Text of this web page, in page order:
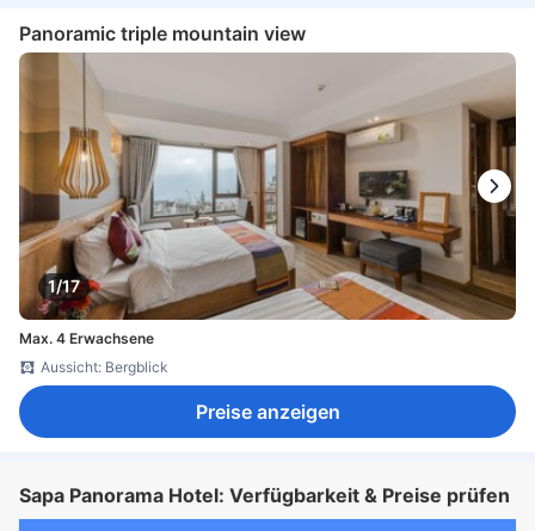
Panoramic triple mountain view
1/17
Max. 4 Erwachsene
Aussicht: Bergblick
Preise anzeigen
Sapa Panorama Hotel: Verfügbarkeit & Preise prüfen